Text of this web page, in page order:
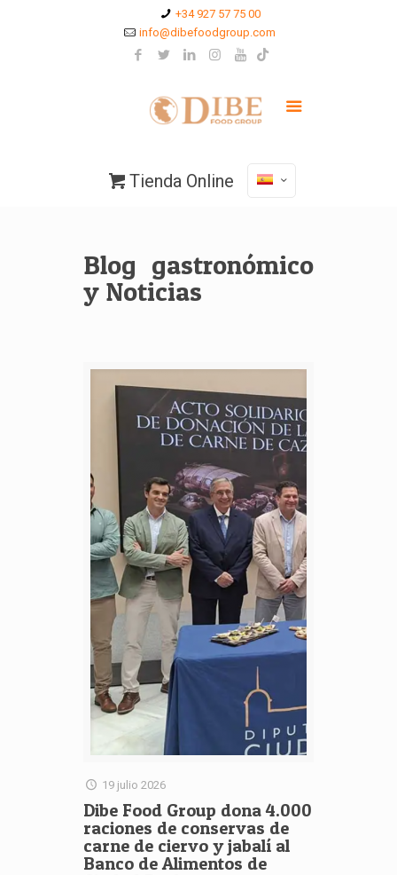
+34 927 57 75 00
info@dibefoodgroup.com
Tienda Online
Blog gastronómico
y Noticias
19 julio 2026
Dibe Food Group dona 4.000
raciones de conservas de
carne de ciervo y jabalí al
Banco de Alimentos de